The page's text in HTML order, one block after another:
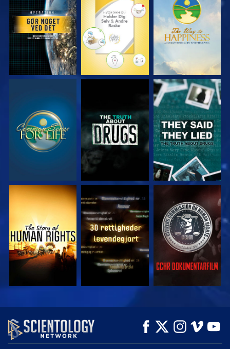
SE SE SE
SE SE
SE SE SE
SE UDFORSK SERIEN